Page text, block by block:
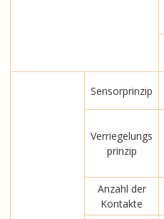
Sensorprinzip
Verriegelungs
prinzip
Anzahl der
Kontakte